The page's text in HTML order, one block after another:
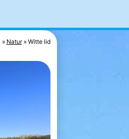
Natur Witte lid